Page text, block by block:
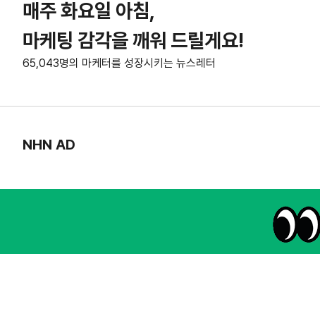
매주 화요일 아침,
마케팅 감각을 깨워 드릴게요!
65,043명의 마케터를 성장시키는 뉴스레터
NHN AD